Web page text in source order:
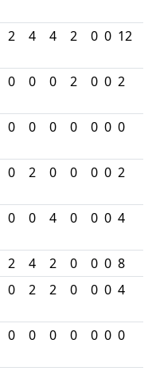
2 4 4 2 0 0 12
0 0 0 2 0 0 2
0 0 0 0 0 0 0
0 2 0 0 0 0 2
0 0 4 0 0 0 4
2 4 2 0 0 0 8
0 2 2 0 0 0 4
0 0 0 0 0 0 0